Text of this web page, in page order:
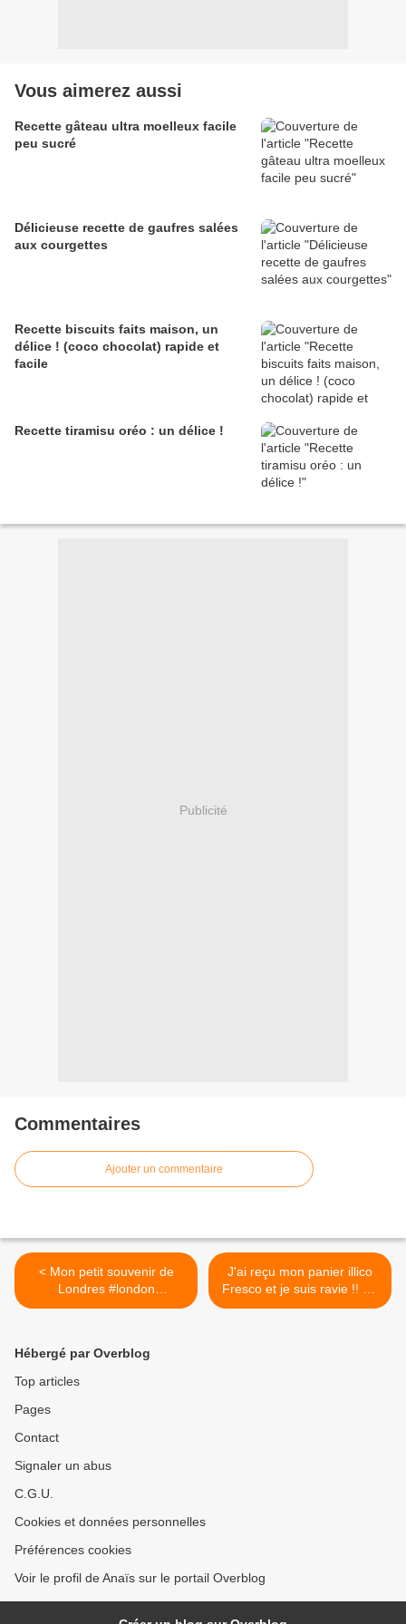
Vous aimerez aussi
Recette gâteau ultra moelleux facile
peu sucré
Délicieuse recette de gaufres salées
aux courgettes
Recette biscuits faits maison, un
délice ! (coco chocolat) rapide et
facile
Recette tiramisu oréo : un délice !
Publicité
Commentaires
Ajouter un commentaire
< Mon petit souvenir de
Londres #london
#jemmacupcakes
J'ai reçu mon panier illico
Fresco et je suis ravie !! De
bonnes recettes en
Hébergé par Overblog
Top articles
Pages
Contact
Signaler un abus
C.G.U.
Cookies et données personnelles
Préférences cookies
Voir le profil de Anaïs sur le portail Overblog